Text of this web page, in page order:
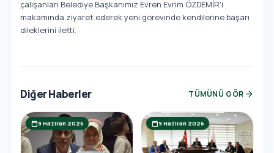
çalışanları Belediye Başkanımız Evren Evrim ÖZDEMİR'i
makamında ziyaret ederek yeni görevinde kendilerine başarı
dileklerini iletti.
Diğer Haberler TÜMÜNÜ GÖR arrow_forward
calendar_today9 Haziran 2026 calendar_today9 Haziran 2026